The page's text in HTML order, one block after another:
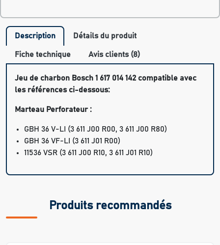
Description Détails du produit
Fiche technique Avis clients (8)
Jeu de charbon Bosch 1 617 014 142 compatible avec
les références ci-dessous:
Marteau Perforateur :
GBH 36 V-LI (3 611 J00 R00, 3 611 J00 R80)
GBH 36 VF-LI (3 611 J01 R00)
11536 VSR (3 611 J00 R10, 3 611 J01 R10)
Produits recommandés